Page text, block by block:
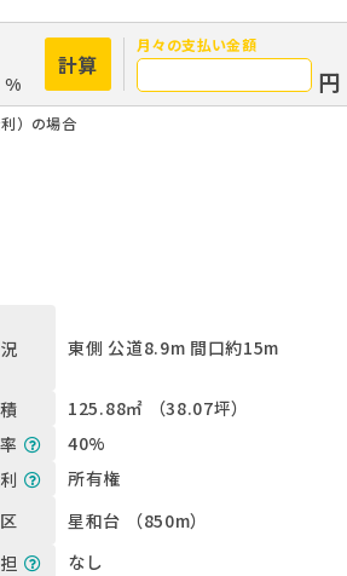
%
計算
月々の支払い金額
円
）の場合
東側 公道8.9m 間口約15m
125.88㎡ （38.07坪）
40%
所有権
星和台 （850m）
なし